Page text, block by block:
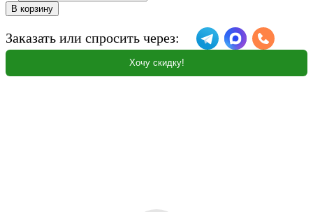
В корзину
Заказать или спросить через:
Хочу скидку!